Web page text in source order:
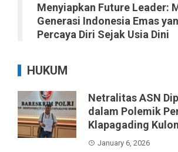
Menyiapkan Future Leader:
Generasi Indonesia Emas
Percaya Diri Sejak Usia Dini
HUKUM
Netralitas ASN
dalam Polemik
Klapagading Kulon
January 6, 2026